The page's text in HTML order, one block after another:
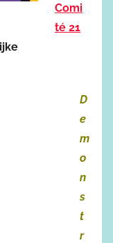
Comi
té 21
D
e
m
o
n
s
t
r